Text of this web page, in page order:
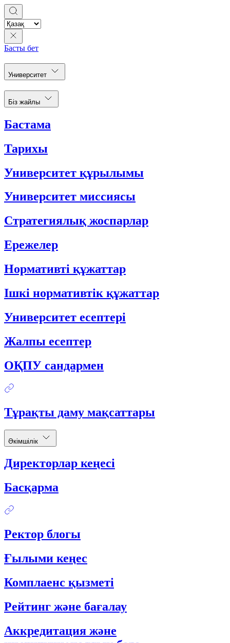
Басты бет
Университет
Біз жайлы
Бастама
Тарихы
Университет құрылымы
Университет миссиясы
Стратегиялық жоспарлар
Ережелер
Нормативті құжаттар
Ішкі нормативтік құжаттар
Университет есептері
Жалпы есептер
ОҚПУ сандармен
Тұрақты даму мақсаттары
Әкімшілік
Директорлар кеңесі
Басқарма
Ректор блогы
Ғылыми кеңес
Комплаенс қызметі
Рейтинг және бағалау
Аккредитация және